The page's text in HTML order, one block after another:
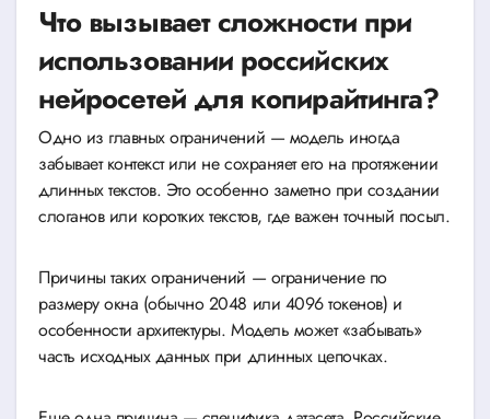
Что вызывает сложности при
использовании российских
нейросетей для копирайтинга?
Одно из главных ограничений — модель иногда
забывает контекст или не сохраняет его на протяжении
длинных текстов. Это особенно заметно при создании
слоганов или коротких текстов, где важен точный посыл.
Причины таких ограничений — ограничение по
размеру окна (обычно 2048 или 4096 токенов) и
особенности архитектуры. Модель может «забывать»
часть исходных данных при длинных цепочках.